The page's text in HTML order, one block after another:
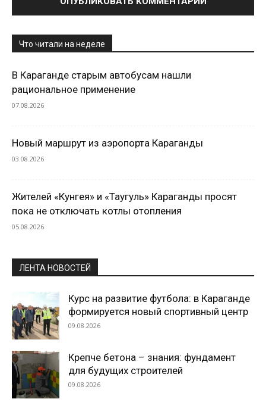
Что читали на неделе
В Караганде старым автобусам нашли
рациональное применение
07.08.2026
Новый маршрут из аэропорта Караганды
03.08.2026
Жителей «Кунгея» и «Таугуль» Караганды просят
пока не отключать котлы отопления
05.08.2026
ЛЕНТА НОВОСТЕЙ
Курс на развитие футбола: в Караганде
формируется новый спортивный центр
09.08.2026
Крепче бетона – знания: фундамент
для будущих строителей
09.08.2026